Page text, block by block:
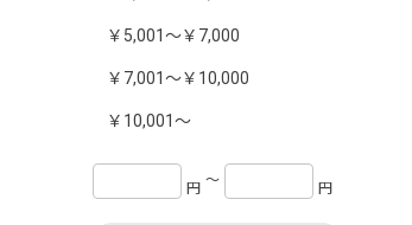
￥5,001～￥7,000
￥7,001～￥10,000
￥10,001～
円 〜 円